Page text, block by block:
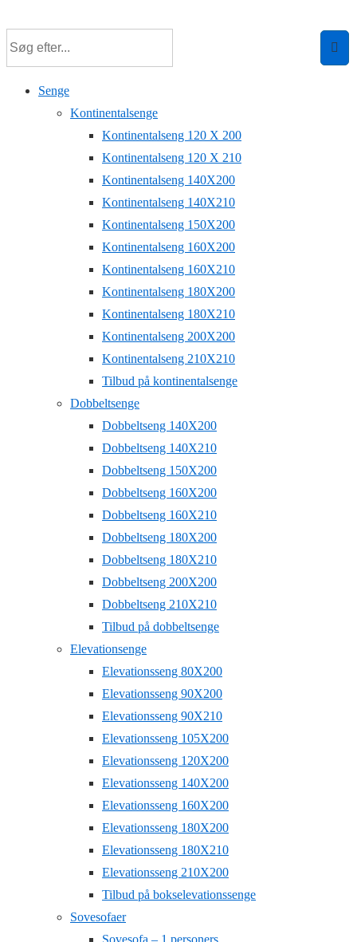
hovedindhold
Senge
Kontinentalsenge
Kontinentalseng 120 X 200
Kontinentalseng 120 X 210
Kontinentalseng 140X200
Kontinentalseng 140X210
Kontinentalseng 150X200
Kontinentalseng 160X200
Kontinentalseng 160X210
Kontinentalseng 180X200
Kontinentalseng 180X210
Kontinentalseng 200X200
Kontinentalseng 210X210
Tilbud på kontinentalsenge
Dobbeltsenge
Dobbeltseng 140X200
Dobbeltseng 140X210
Dobbeltseng 150X200
Dobbeltseng 160X200
Dobbeltseng 160X210
Dobbeltseng 180X200
Dobbeltseng 180X210
Dobbeltseng 200X200
Dobbeltseng 210X210
Tilbud på dobbeltsenge
Elevationsenge
Elevationsseng 80X200
Elevationsseng 90X200
Elevationsseng 90X210
Elevationsseng 105X200
Elevationsseng 120X200
Elevationsseng 140X200
Elevationsseng 160X200
Elevationsseng 180X200
Elevationsseng 180X210
Elevationsseng 210X200
Tilbud på bokselevationssenge
Sovesofaer
Sovesofa – 1 personers